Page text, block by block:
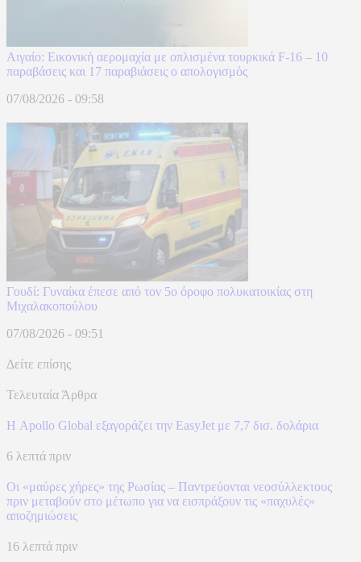
Αιγαίο: Εικονική αερομαχία με οπλισμένα τουρκικά F-16 – 10
παραβάσεις και 17 παραβιάσεις ο απολογισμός
07/08/2026 - 09:58
Γουδί: Γυναίκα έπεσε από τον 5ο όροφο πολυκατοικίας στη
Μιχαλακοπούλου
07/08/2026 - 09:51
Δείτε επίσης
Τελευταία Άρθρα
Η Apollo Global εξαγοράζει την EasyJet με 7,7 δισ. δολάρια
6 λεπτά πριν
Οι «μαύρες χήρες» της Ρωσίας – Παντρεύονται νεοσύλλεκτους
πριν μεταβούν στο μέτωπο για να εισπράξουν τις «παχυλές»
αποζημιώσεις
16 λεπτά πριν